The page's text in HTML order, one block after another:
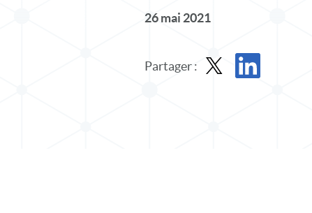
26 mai 2021
Partager :